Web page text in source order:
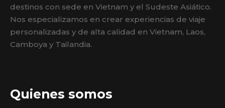
destinos con sede en Vietnam y el Sudeste Asiático.
Nos especializamos en crear experiencias de viaje
personalizadas y de alta calidad en Vietnam, Laos,
Camboya y Tailandia.
Quienes somos